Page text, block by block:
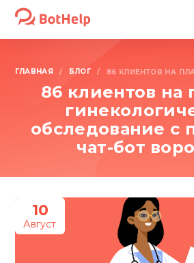
ГЛАВНАЯ / БЛОГ /
86 клиентов на
обследование с
чат-бот
10
Август